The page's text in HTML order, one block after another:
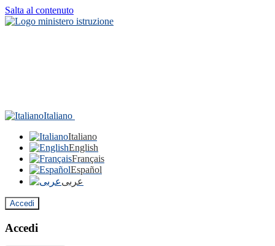
Salta al contenuto
Italiano
Italiano
English
Français
Español
عربى
Accedi
Accedi